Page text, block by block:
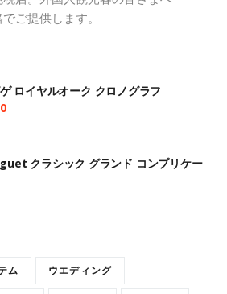
ご提供します。
ロイヤルオーク クロノグラフ
クラシック グランド コンプリケー
ム ウエディング